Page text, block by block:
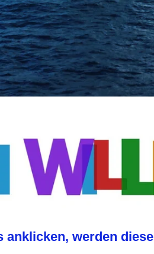
anklicken, werden diese